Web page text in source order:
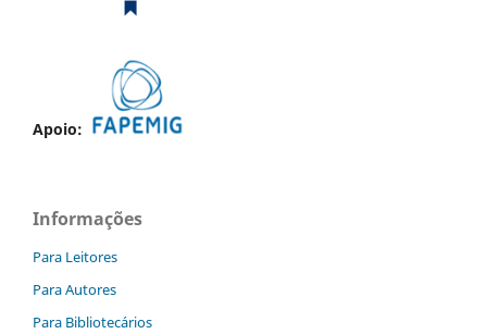
Apoio:
Informações
Para Leitores
Para Autores
Para Bibliotecários